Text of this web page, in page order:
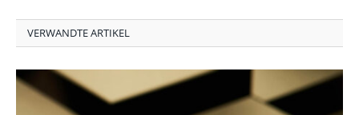
VERWANDTE ARTIKEL